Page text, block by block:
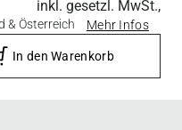
inkl. gesetzl. MwSt.,
& Österreich Mehr Infos
In den Warenkorb